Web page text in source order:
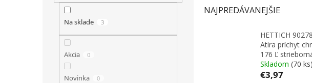
Na sklade 3
Akcia 0
Novinka 0
NAJPREDÁVANEJŠIE
HETTICH
Atira príchyt
176 Ľ
Skladom (70 ks)
€3,97